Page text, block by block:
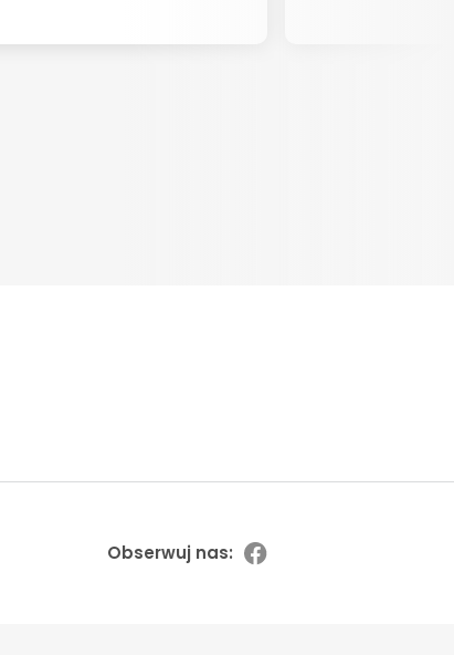
Obserwuj nas: